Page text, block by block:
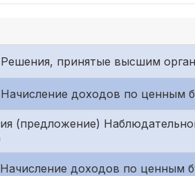
принятые высшим
доходов по ценным
(предложение)
доходов по ценным